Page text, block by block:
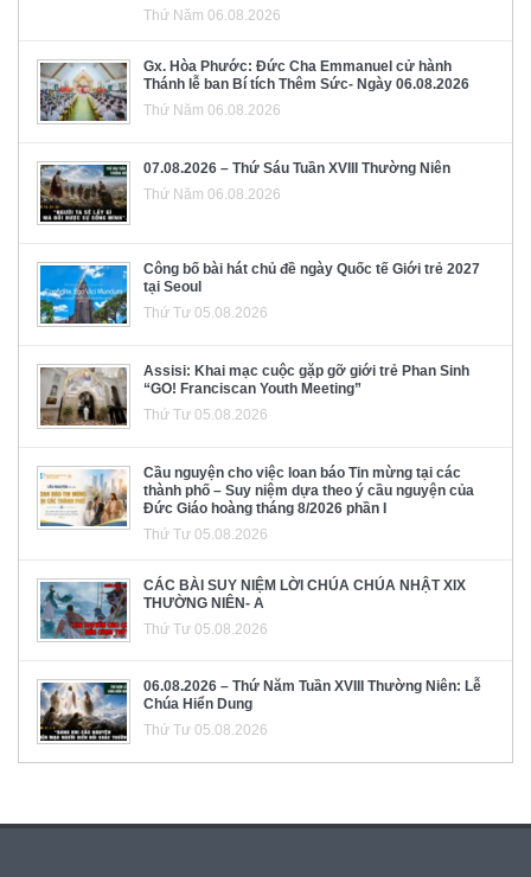
Thứ Năm 06.08.2026
Gx. Hòa Phước: Đức Cha Emmanuel cử hành
Thánh lễ ban Bí tích Thêm Sức- Ngày 06.08.2026
Thứ Năm 06.08.2026
07.08.2026 – Thứ Sáu Tuần XVIII Thường Niên
Thứ Năm 06.08.2026
Công bố bài hát chủ đề ngày Quốc tế Giới trẻ 2027
tại Seoul
Thứ Tư 05.08.2026
Assisi: Khai mạc cuộc gặp gỡ giới trẻ Phan Sinh
“GO! Franciscan Youth Meeting”
Thứ Tư 05.08.2026
Cầu nguyện cho việc loan báo Tin mừng tại các
thành phố – Suy niệm dựa theo ý cầu nguyện của
Đức Giáo hoàng tháng 8/2026 phần I
Thứ Tư 05.08.2026
CÁC BÀI SUY NIỆM LỜI CHÚA CHÚA NHẬT XIX
THƯỜNG NIÊN- A
Thứ Tư 05.08.2026
06.08.2026 – Thứ Năm Tuần XVIII Thường Niên: Lễ
Chúa Hiển Dung
Thứ Tư 05.08.2026